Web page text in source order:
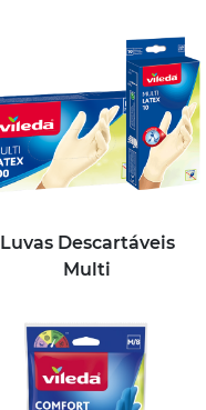
Luvas Descartáveis
Multi